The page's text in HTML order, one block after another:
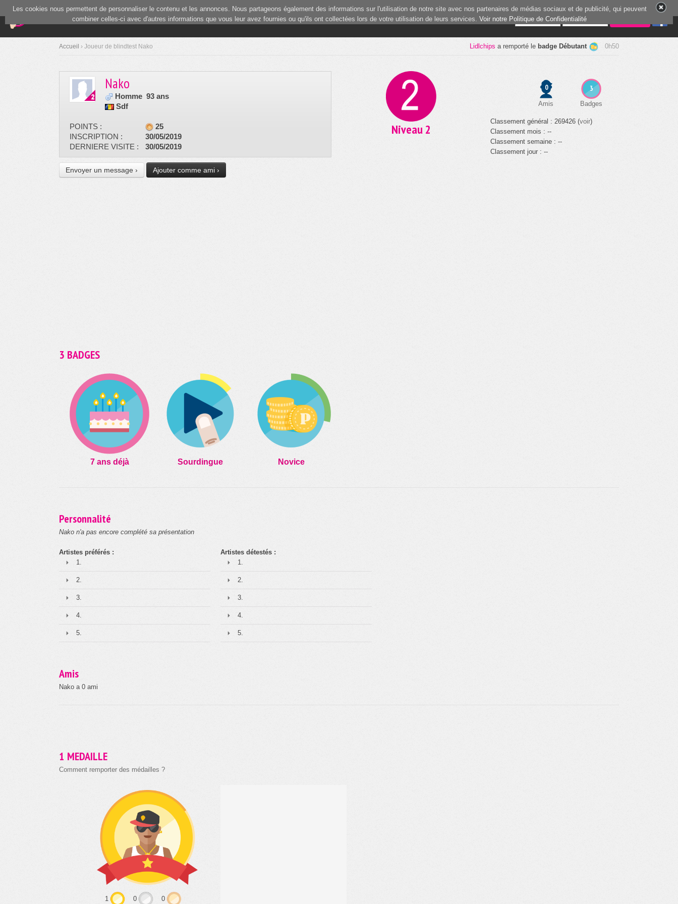
Blind Test(current)
Communauté 4 joueurs en ligne
Lidlchips a remporté le badge Débutant 0h50
Accueil › Joueur de blindtest Nako
Nako
Homme 93 ans
Sdf
POINTS :
25
INSCRIPTION :
30/05/2019
DERNIERE VISITE :
30/05/2019
Envoyer un message › Ajouter comme ami ›
Niveau 2
3
Badges
0
Amis
Classement général : 269426 (voir)
Classement mois : --
Classement semaine : --
Classement jour : --
3 BADGES
7 ans déjà Sourdingue Novice
Personnalité
Nako n'a pas encore complété sa présentation
Artistes préférés :
1.
2.
3.
4.
5.
Artistes détestés :
1.
2.
3.
4.
5.
Amis
Nako a 0 ami
1 MEDAILLE
Comment remporter des médailles ?
1 0 0
Les cookies nous permettent de personnaliser le contenu et les annonces. Nous partageons également des informations sur l'utilisation de notre site avec nos partenaires de médias sociaux et de publicité, qui peuvent
combiner celles-ci avec d'autres informations que vous leur avez fournies ou qu'ils ont collectées lors de votre utilisation de leurs services. Voir notre Politique de Confidentialité